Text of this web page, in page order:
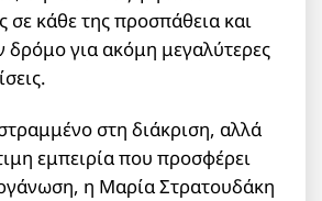
σε κάθε της προσπάθεια και
δρόμο για ακόμη μεγαλύτερες
στη διάκριση, αλλά
εμπειρία που προσφέρει
η Μαρία Στρατουδάκη